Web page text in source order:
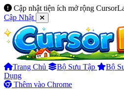
Cập nhật tiện ích mở rộng
Cập Nhật
Trang Chủ Bộ Sưu Tập Bộ
Dụng
Thêm vào Chrome